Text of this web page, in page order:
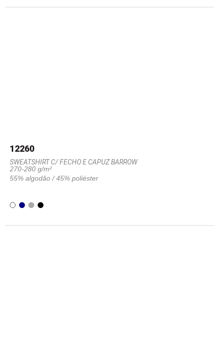
12260
SWEATSHIRT C/ FECHO E CAPUZ BARROW
270-280 g/m²
55% algodão / 45% poliéster